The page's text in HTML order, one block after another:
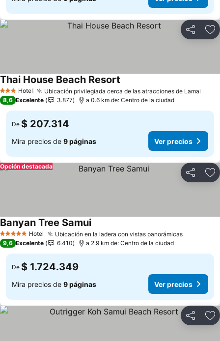
Compartir
3 Estrellas
Hotel Ubicación privilegiada cerca de las atracciones de Lamai
Thai House Beach Resort
8,6 Excelente 3.877 a 0.6 km de: Centro de la ciudad
De $ 207.314
Mira precios de 9 páginas Ver precios
Compartir
Opción destacada
5 Estrellas Hotel Ubicación en la ladera con vistas panorámicas
Banyan Tree Samui
9,6 Excelente 6.410 a 2.9 km de: Centro de la ciudad
De $ 1.724.349
Mira precios de 9 páginas Ver precios
Compartir